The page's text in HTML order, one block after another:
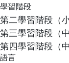
學習階段
第二學習階段（
第三學習階段（
第四學習階段（
語言